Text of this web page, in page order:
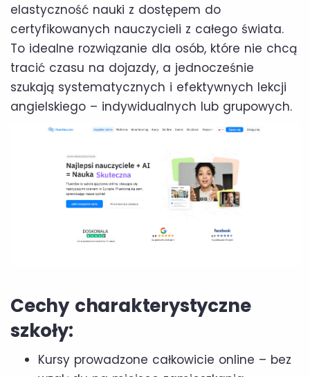
elastyczność nauki z dostępem do
certyfikowanych nauczycieli z całego świata.
To idealne rozwiązanie dla osób, które nie chcą
tracić czasu na dojazdy, a jednocześnie
szukają systematycznych i efektywnych lekcji
angielskiego – indywidualnych lub grupowych.
Cechy charakterystyczne
szkoły:
Kursy prowadzone całkowicie online – bez